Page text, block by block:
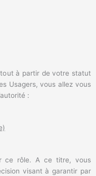
à partir de votre statut
Usagers, vous allez vous
:
ce rôle. A ce titre, vous
visant à garantir par